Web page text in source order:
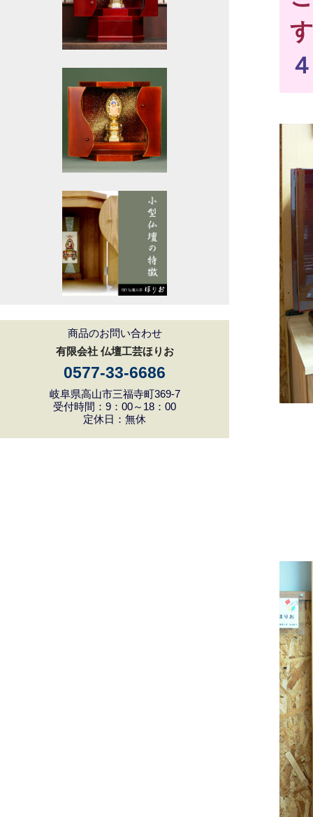
商品のお問い合わせ
有限会社 仏壇工芸ほりお
0577-33-6686
岐阜県高山市三福寺町369-7
受付時間：9：00～18：00
定休日：無休